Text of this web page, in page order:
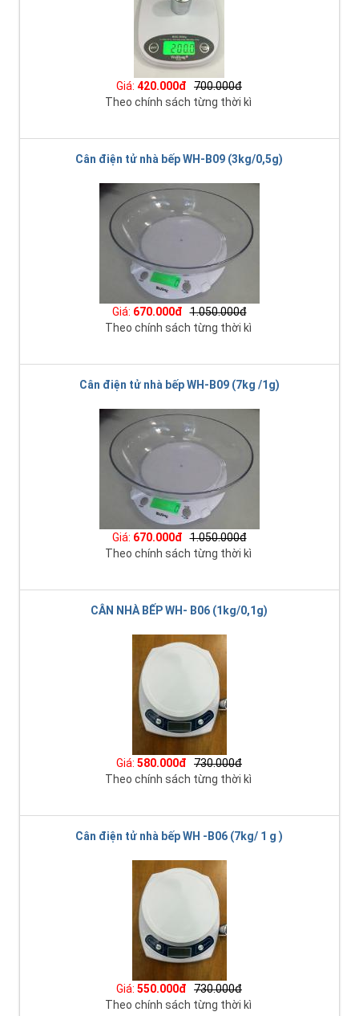
Giá: 420.000đ
700.000đ
Theo chính sách từng thời kì
Cân điện tử nhà bếp WH-B09 (3kg/0,5g)
Giá: 670.000đ 1.050.000đ
Theo chính sách từng thời kì
Cân điện tử nhà bếp WH-B09 (7kg /1g)
Giá: 670.000đ 1.050.000đ
Theo chính sách từng thời kì
CÂN NHÀ BẾP WH- B06 (1kg/0,1g)
Giá: 580.000đ
730.000đ
Theo chính sách từng thời kì
Cân điện tử nhà bếp WH -B06 (7kg/ 1 g )
Giá: 550.000đ
730.000đ
Theo chính sách từng thời kì